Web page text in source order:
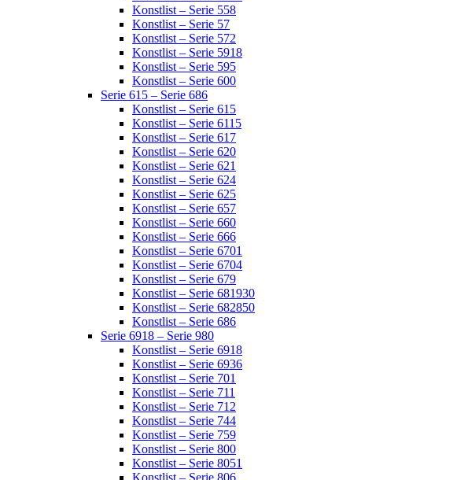
Konstlist – Serie 558
Konstlist – Serie 57
Konstlist – Serie 572
Konstlist – Serie 5918
Konstlist – Serie 595
Konstlist – Serie 600
Serie 615 – Serie 686
Konstlist – Serie 615
Konstlist – Serie 6115
Konstlist – Serie 617
Konstlist – Serie 620
Konstlist – Serie 621
Konstlist – Serie 624
Konstlist – Serie 625
Konstlist – Serie 657
Konstlist – Serie 660
Konstlist – Serie 666
Konstlist – Serie 6701
Konstlist – Serie 6704
Konstlist – Serie 679
Konstlist – Serie 681930
Konstlist – Serie 682850
Konstlist – Serie 686
Serie 6918 – Serie 980
Konstlist – Serie 6918
Konstlist – Serie 6936
Konstlist – Serie 701
Konstlist – Serie 711
Konstlist – Serie 712
Konstlist – Serie 744
Konstlist – Serie 759
Konstlist – Serie 800
Konstlist – Serie 8051
Konstlist – Serie 806